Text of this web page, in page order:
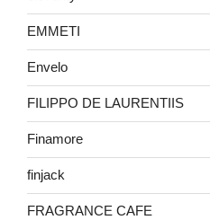
EMMETI
Envelo
FILIPPO DE LAURENTIIS
Finamore
finjack
FRAGRANCE CAFE